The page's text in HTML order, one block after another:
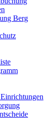
Berg